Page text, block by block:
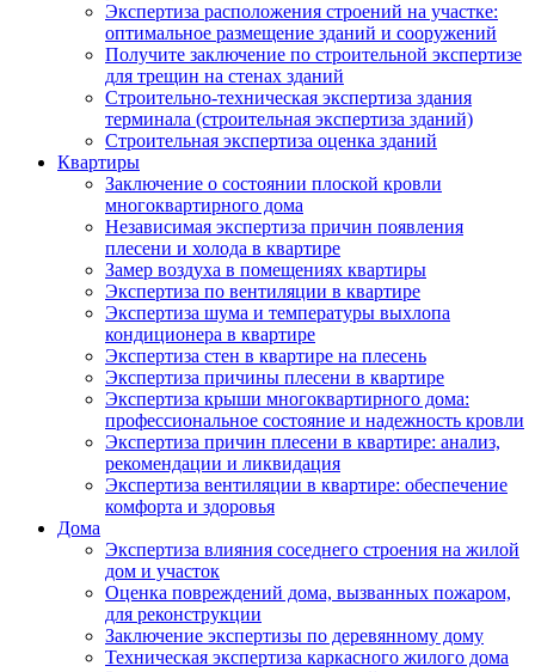
Экспертиза расположения строений на участке:
оптимальное размещение зданий и сооружений
Получите заключение по строительной экспертизе
для трещин на стенах зданий
Строительно-техническая экспертиза здания
терминала (строительная экспертиза зданий)
Строительная экспертиза оценка зданий
Квартиры
Заключение о состоянии плоской кровли
многоквартирного дома
Независимая экспертиза причин появления
плесени и холода в квартире
Замер воздуха в помещениях квартиры
Экспертиза по вентиляции в квартире
Экспертиза шума и температуры выхлопа
кондиционера в квартире
Экспертиза стен в квартире на плесень
Экспертиза причины плесени в квартире
Экспертиза крыши многоквартирного дома:
профессиональное состояние и надежность кровли
Экспертиза причин плесени в квартире: анализ,
рекомендации и ликвидация
Экспертиза вентиляции в квартире: обеспечение
комфорта и здоровья
Дома
Экспертиза влияния соседнего строения на жилой
дом и участок
Оценка повреждений дома, вызванных пожаром,
для реконструкции
Заключение экспертизы по деревянному дому
Техническая экспертиза каркасного жилого дома